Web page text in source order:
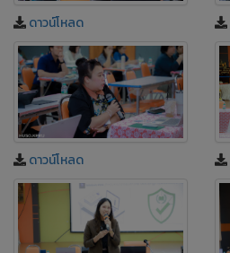
ดาวน์โหลด
ดาวน์โหลด